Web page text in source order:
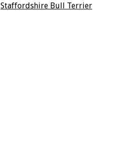
Staffordshire Bull Terrier